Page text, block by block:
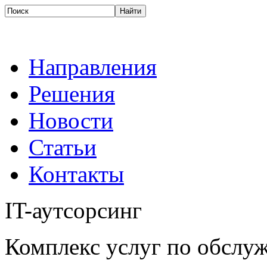
Направления
Решения
Новости
Статьи
Контакты
IT-аутсорсинг
Комплекс услуг по